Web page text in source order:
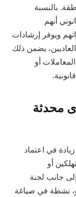
بالنسبة
أنهم
ويوفر إرشادات
يضمن ذلك
أو
محدثة
في اعتماد
أو
جانب لجنة
نشطة في صياغة